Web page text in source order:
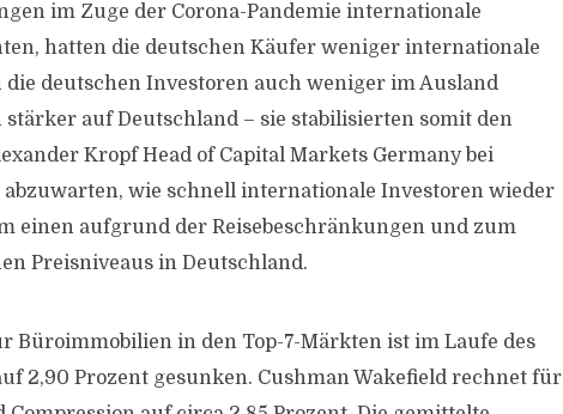
im Zuge der Corona-Pandemie internationale
hatten die deutschen Käufer weniger internationale
deutschen Investoren auch weniger im Ausland
auf Deutschland – sie stabilisierten somit den
Kropf Head of Capital Markets Germany bei
abzuwarten, wie schnell internationale Investoren wieder
einen aufgrund der Reisebeschränkungen und zum
Preisniveaus in Deutschland.
Büroimmobilien in den Top-7-Märkten ist im Laufe des
2,90 Prozent gesunken. Cushman Wakefield rechnet für